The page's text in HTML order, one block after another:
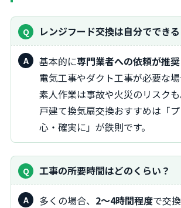
レンジフード交換は自分でできる
基本的に専門業者への依頼が推奨
電気工事やダクト工事が必要な
素人作業は事故や火災のリスクも
戸建て換気扇交換おすすめは「
心・確実に」が鉄則です。
工事の所要時間はどのくらい？
多くの場合、 2～4時間程度で交